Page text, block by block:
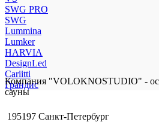
SWG PRO
SWG
Lummina
Lumker
HARVIA
DesignLed
Cariitti
Грандис
Компания "VOLOKNOSTUDIO" -
сауны
195197 Санкт-Петербург